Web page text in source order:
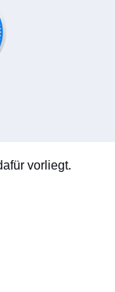
vorliegt.